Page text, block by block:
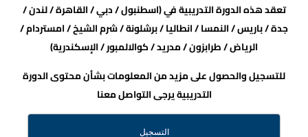
تعقد هذه الدورة التدريبية في (اسطنبول / دبي / القاهرة / لندن /
جدة / باريس / النمسا / انطاليا / برشلونة / شرم الشيخ / امستردام /
الرياض / طرابزون / مدريد / كوالالمبور / الإسكندرية)
للتسجيل والحصول على مزيد من المعلومات بشأن محتوى الدورة
التدريبية يرجى التواصل معنا
التسجيل